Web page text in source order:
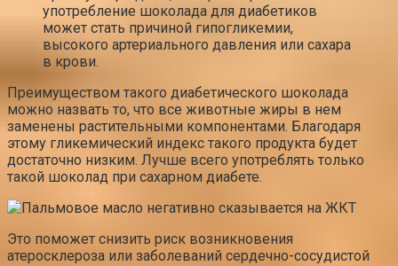
употребление шоколада для диабетиков
может стать причиной гипогликемии,
высокого артериального давления или сахара
в крови.
Преимуществом такого диабетического шоколада
можно назвать то, что все животные жиры в нем
заменены растительными компонентами. Благодаря
этому гликемический индекс такого продукта будет
достаточно низким. Лучше всего употреблять только
такой шоколад при сахарном диабете.
Это поможет снизить риск возникновения
атеросклероза или заболеваний сердечно-сосудистой